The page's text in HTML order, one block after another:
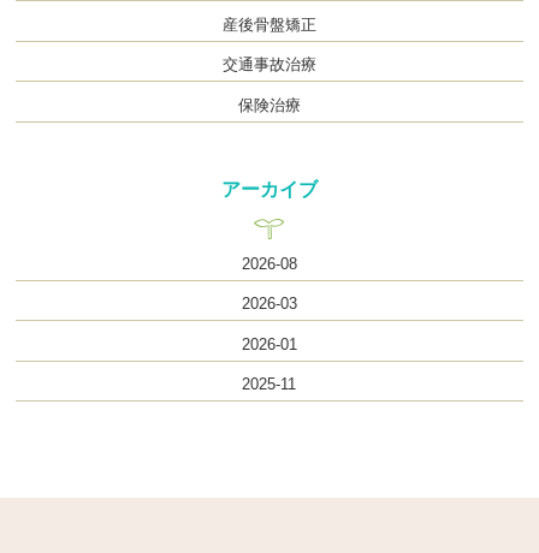
産後骨盤矯正
交通事故治療
保険治療
アーカイブ
2026-08
2026-03
2026-01
2025-11